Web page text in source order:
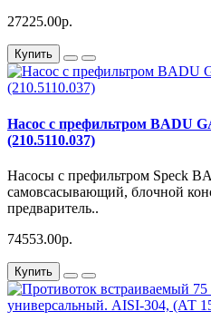
27225.00р.
Купить
Насос с префильтром BADU
(210.5110.037)
Насосы с префильтром Speck
самовсасывающий, блочной
предваритель..
74553.00р.
Купить